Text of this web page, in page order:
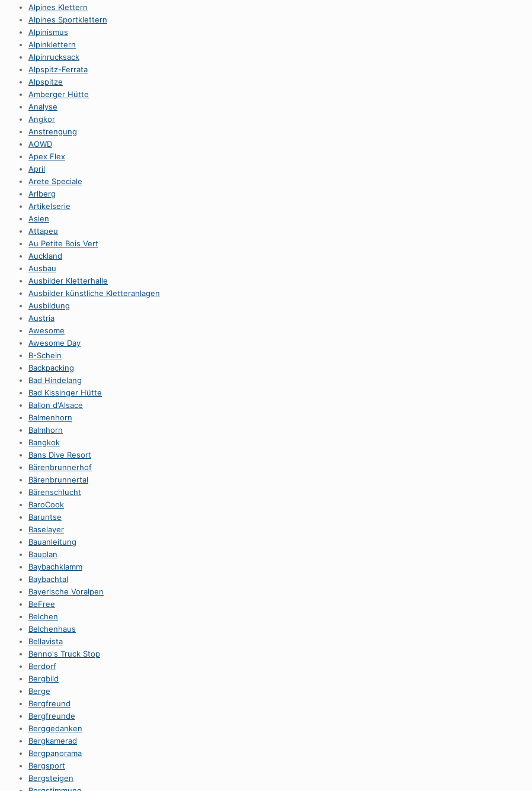
Alpines Klettern
Alpines Sportklettern
Alpinismus
Alpinklettern
Alpinrucksack
Alpspitz-Ferrata
Alpspitze
Amberger Hütte
Analyse
Angkor
Anstrengung
AOWD
Apex Flex
April
Arete Speciale
Arlberg
Artikelserie
Asien
Attapeu
Au Petite Bois Vert
Auckland
Ausbau
Ausbilder Kletterhalle
Ausbilder künstliche Kletteranlagen
Ausbildung
Austria
Awesome
Awesome Day
B-Schein
Backpacking
Bad Hindelang
Bad Kissinger Hütte
Ballon d'Alsace
Balmenhorn
Balmhorn
Bangkok
Bans Dive Resort
Bärenbrunnerhof
Bärenbrunnertal
Bärenschlucht
BaroCook
Baruntse
Baselayer
Bauanleitung
Bauplan
Baybachklamm
Baybachtal
Bayerische Voralpen
BeFree
Belchen
Belchenhaus
Bellavista
Benno's Truck Stop
Berdorf
Bergbild
Berge
Bergfreund
Bergfreunde
Berggedanken
Bergkamerad
Bergpanorama
Bergsport
Bergsteigen